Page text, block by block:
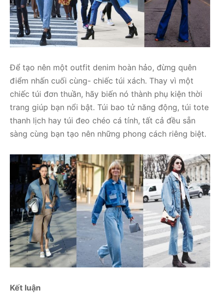
Để tạo nên một outfit denim hoàn hảo, đừng quên
điểm nhấn cuối cùng- chiếc túi xách. Thay vì một
chiếc túi đơn thuần, hãy biến nó thành phụ kiện thời
trang giúp bạn nổi bật. Túi bao tử năng động, túi tote
thanh lịch hay túi đeo chéo cá tính, tất cả đều sẵn
sàng cùng bạn tạo nên những phong cách riêng biệt.
Kết luận